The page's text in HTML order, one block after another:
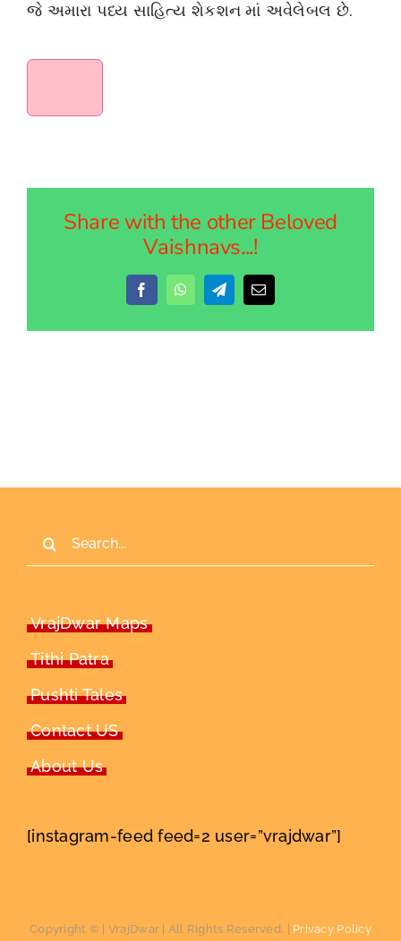
જે અમારા પધ્ય સાહિત્ય શેકશન માં અવેલેબલ છે.
Share with the other Beloved
Vaishnavs...!
FacebookWhatsAppTelegramEmail
VrajDwar Maps
Tithi Patra
Pushti Tales
Contact US
About Us
[instagram-feed feed=2 user=”vrajdwar”]
Copyright © | VrajDwar | All Rights Reserved. | Privacy Policy